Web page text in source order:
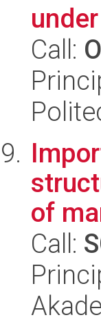
Call:
of
Call: